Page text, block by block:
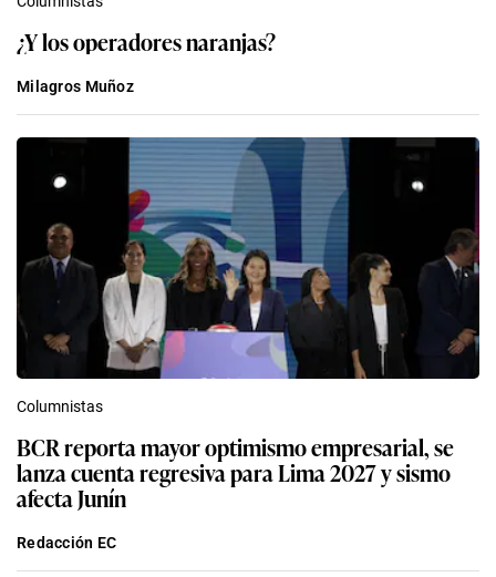
¿Y los operadores naranjas?
Milagros Muñoz
Columnistas
BCR reporta mayor optimismo empresarial, se
lanza cuenta regresiva para Lima 2027 y sismo
afecta Junín
Redacción EC